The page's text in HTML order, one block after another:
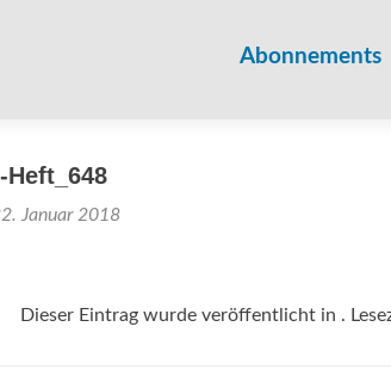
Abonnements
Heft_648
Januar 2018
Dieser Eintrag wurde veröffentlicht in .